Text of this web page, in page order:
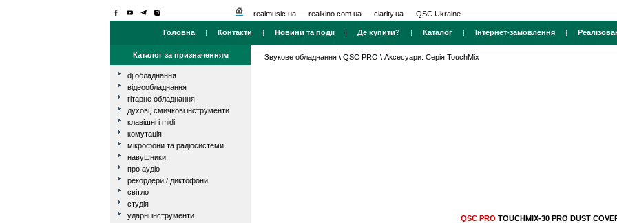
realmusic.ua realkino.com.ua clarity.ua QSC Ukraine
Головна | Контакти | Новини та події| Де купити? | Каталог | Інтернет-замовлення |
Каталог за призначенням
dj обладнання
відеообладнання
гітарне обладнання
духові, смичкові інструменти
клавішні і midi
комутація
мікрофони та радіосистеми
навушники
про аудіо
рекордери / диктофони
світло
студія
ударні інструменти
Звукове обладнання \ QSC PRO \ Аксесуари. Серія TouchMix
QSC PRO TOUCHMIX-30 PRO DUST